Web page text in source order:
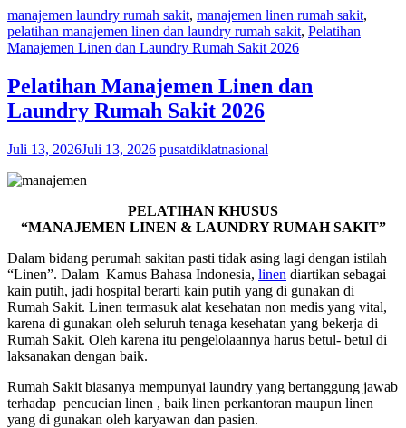
manajemen laundry rumah sakit, manajemen linen rumah sakit,
pelatihan manajemen linen dan laundry rumah sakit, Pelatihan
Manajemen Linen dan Laundry Rumah Sakit 2026
Pelatihan Manajemen Linen dan
Laundry Rumah Sakit 2026
Juli 13, 2026Juli 13, 2026 pusatdiklatnasional
PELATIHAN KHUSUS
“MANAJEMEN LINEN & LAUNDRY RUMAH SAKIT”
Dalam bidang perumah sakitan pasti tidak asing lagi dengan istilah
“Linen”. Dalam Kamus Bahasa Indonesia, linen diartikan sebagai
kain putih, jadi hospital berarti kain putih yang di gunakan di
Rumah Sakit. Linen termasuk alat kesehatan non medis yang vital,
karena di gunakan oleh seluruh tenaga kesehatan yang bekerja di
Rumah Sakit. Oleh karena itu pengelolaannya harus betul- betul di
laksanakan dengan baik.
Rumah Sakit biasanya mempunyai laundry yang bertanggung jawab
terhadap pencucian linen , baik linen perkantoran maupun linen
yang di gunakan oleh karyawan dan pasien.